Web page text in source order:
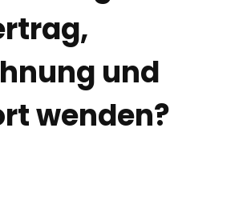
und
wenden?